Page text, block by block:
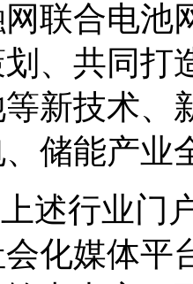
联合电池
、共同打
新技术、
储能产业
述行业门
会化媒体